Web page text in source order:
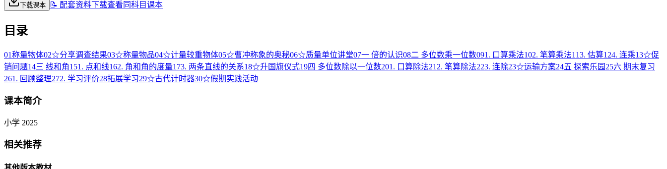
下载课本 📝 配套资料下载查看同科目课本
目录
01称量物体02☆分享调查结果03☆称量物品04☆计量较重物体05☆曹冲称象的奥秘06☆质量单位讲堂07一 倍的认识08二 多位数乘一位数091. 口算乘法102. 笔算乘法113. 估算124. 连乘13☆促
销问题14三 线和角151. 点和线162. 角和角的度量173. 两条直线的关系18☆升国旗仪式19四 多位数除以一位数201. 口算除法21 2. 笔算除法223. 连除23☆运输方案24五 探索乐园 25六 期末复习
261. 回顾整理272. 学习评价28拓展学习29☆古代计时器30☆假期实践活动
课本简介
小学 2025
相关推荐